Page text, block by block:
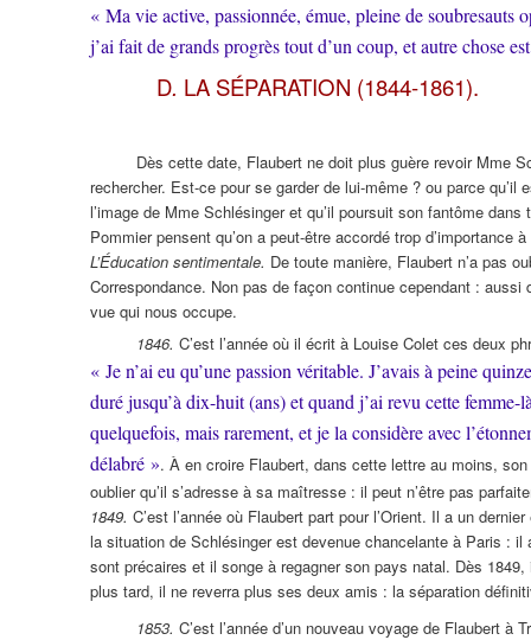
« Ma vie active, passionnée, émue, pleine de
j’ai fait de grands progrès tout d’un coup, et autre chose
D. LA SÉPARATION (1844-1861).
Dès cette date, Flaubert ne doit plus guère revoir Mme
rechercher. Est-ce pour se garder de lui-même ? ou parce
l’image de Mme Schlésinger et qu’il poursuit son fantôme
Pommier pensent qu’on a peut-être accordé trop
L’Éducation sentimentale. De toute manière, Flaubert n’a pas
Correspondance. Non pas de façon continue cependant :
vue qui nous occupe.
1846. C’est l’année où il écrit à Louise Colet ces deux
« Je n’ai eu qu’une passion véritable. J’avais à peine
duré jusqu’à dix-huit (ans) et quand j’ai revu cette
quelquefois, mais rarement, et je la considère avec
délabré ». À en croire Flaubert, dans cette lettre au moins,
oublier qu’il s’adresse à sa maîtresse : il peut n’être pas
1849. C’est l’année où Flaubert part pour l’Orient. Il a un
la situation de Schlésinger est devenue chancelante à Paris :
sont précaires et il songe à regagner son pays natal. Dès
plus tard, il ne reverra plus ses deux amis : la séparation
1853. C’est l’année d’un nouveau voyage de Flaubert